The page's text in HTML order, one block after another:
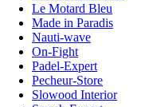
Le Motard Bleu
Made in Paradis
Nauti-wave
On-Fight
Padel-Expert
Pecheur-Store
Slowood Interior